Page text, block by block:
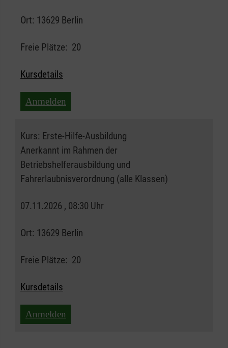
Ort: 13629 Berlin
Freie Plätze: 20
Kursdetails
Anmelden
Kurs: Erste-Hilfe-Ausbildung
Anerkannt im Rahmen der
Betriebshelferausbildung und
Fahrerlaubnisverordnung (alle Klassen)
07.11.2026 , 08:30 Uhr
Ort: 13629 Berlin
Freie Plätze: 20
Kursdetails
Anmelden